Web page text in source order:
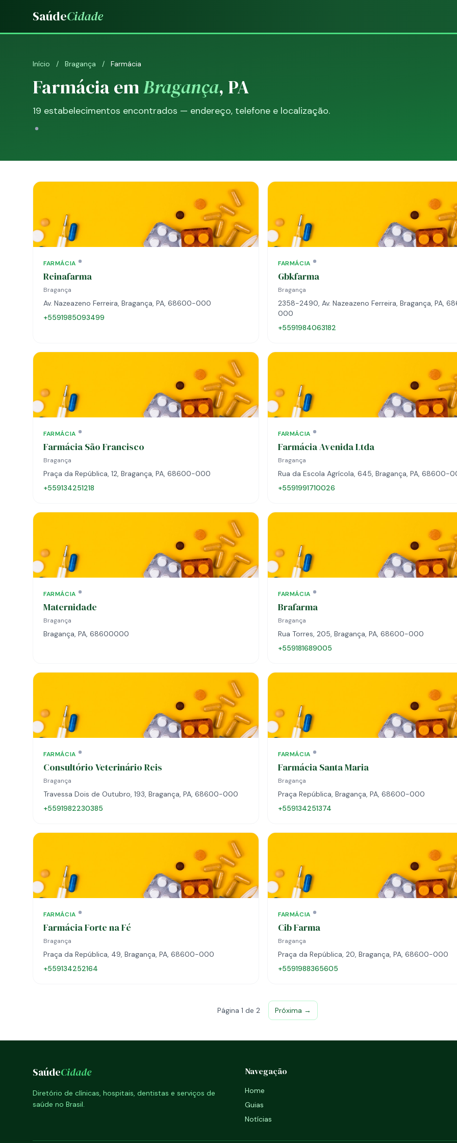
SaúdeCidade
Início / Bragança / Farmácia
Farmácia emBragança, PA
19 estabelecimentos encontrados — endereço, telefone e localização.
FARMÁCIA
Reinafarma
Bragança
Av. Nazeazeno Ferreira, Bragança, PA, 68600-000
+5591985093499
FARMÁCIA
Gbkfarma
Bragança
2358-2490, Av. Nazeazeno Ferreira, Bragança, PA,
000
+5591984063182
FARMÁCIA
Farmácia São Francisco
Bragança
Praça da República, 12, Bragança, PA, 68600-000
+559134251218
FARMÁCIA
Farmácia Avenida Ltda
Bragança
Rua da Escola Agrícola, 645, Bragança, PA, 68600-
+5591991710026
FARMÁCIA
Maternidade
Bragança
Bragança, PA, 68600000
FARMÁCIA
Brafarma
Bragança
Rua Torres, 205, Bragança, PA, 68600-000
+559181689005
FARMÁCIA
Consultório Veterinário Reis
Bragança
Travessa Dois de Outubro, 193, Bragança, PA, 68600-000
+5591982230385
FARMÁCIA
Farmácia Santa Maria
Bragança
Praça República, Bragança, PA, 68600-000
+559134251374
FARMÁCIA
Farmácia Forte na Fé
Bragança
Praça da República, 49, Bragança, PA, 68600-000
+559134252164
FARMÁCIA
Cib Farma
Bragança
Praça da República, 20, Bragança, PA, 68600-000
+5591988365605
Página 1 de 2 Próxima →
SaúdeCidade
Diretório de clínicas, hospitais, dentistas e serviços de
saúde no Brasil.
Navegação
Home
Guias
Notícias